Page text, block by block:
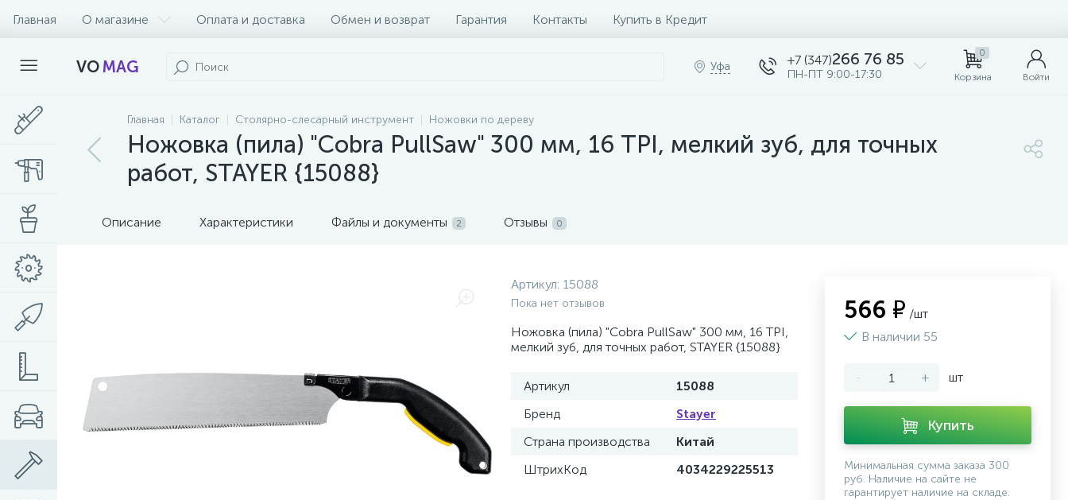
Главная О магазине Оплата и доставка Обмен и возврат Гарантия Контакты Купить в Кредит
VOMAG Уфа +7 (347)266 76 85
ПН-ПТ 9:00-17:30
0
Корзина Войти
Главная Каталог Столярно-слесарный инструмент Ножовки по дереву
Ножовка (пила) "Cobra PullSaw" 300 мм, 16 TPI, мелкий зуб, для точных
работ, STAYER {15088}
Описание Характеристики Файлы и документы 2 Отзывы 0
Артикул: 15088
Пока нет отзывов
Ножовка (пила) "Cobra PullSaw" 300 мм, 16 TPI,
мелкий зуб, для точных работ, STAYER {15088}
Артикул
15088
Бренд
Stayer
Страна производства
Китай
ШтрихКод
4034229225513
566 ₽ /шт
В наличии 55
- + шт
Купить
Минимальная сумма заказа 300
руб. Наличие на сайте не
гарантирует наличие на складе.